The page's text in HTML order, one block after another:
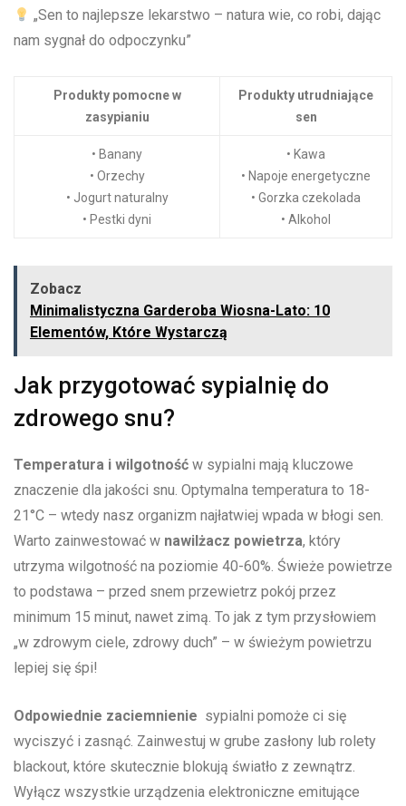
„Sen to najlepsze lekarstwo – natura wie, ⁤co robi, dając
nam​ sygnał ⁤do odpoczynku”
Produkty pomocne w
zasypianiu
Produkty utrudniające
sen
• ⁣Banany
• Orzechy
• Jogurt naturalny
• Pestki dyni
•⁣ Kawa
• Napoje energetyczne
• Gorzka ‍czekolada
• Alkohol
Zobacz
Minimalistyczna Garderoba Wiosna-Lato: 10
Elementów, Które Wystarczą
Jak⁣ przygotować sypialnię do
zdrowego snu?
Temperatura i wilgotność w sypialni mają kluczowe
‍znaczenie dla jakości‌ snu. Optymalna temperatura to 18-
21°C⁤ – wtedy nasz organizm najłatwiej wpada w błogi sen.​
Warto zainwestować w nawilżacz powietrza, który
utrzyma wilgotność na poziomie 40-60%. Świeże powietrze
‍to podstawa – przed snem przewietrz pokój przez
minimum ‍15 ​minut, nawet zimą. To ‌jak z tym przysłowiem
„w zdrowym ciele, zdrowy duch” – w świeżym powietrzu
lepiej się śpi!
Odpowiednie zaciemnienie ‍ sypialni pomoże ci się
wyciszyć i ‍zasnąć. Zainwestuj w grube zasłony lub rolety
blackout, które skutecznie blokują światło​ z zewnątrz.
Wyłącz wszystkie urządzenia elektroniczne emitujące